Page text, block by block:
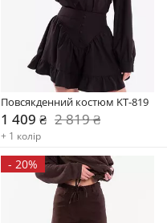
Повсякденний костюм KT-819
1 409 ₴ 2 819 ₴
+ 1 колір
- 20%